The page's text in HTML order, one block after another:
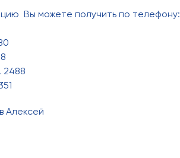
Вы можете получить по телефону:
2488
Алексей